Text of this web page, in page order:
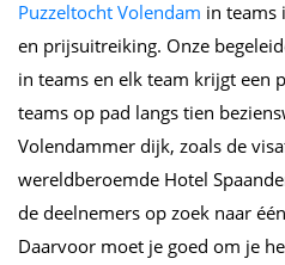
Puzzeltocht Volendam in teams
en prijsuitreiking. Onze
in teams en elk team krijgt een
teams op pad langs tien
Volendammer dijk, zoals de
wereldberoemde Hotel
de deelnemers op zoek naar
Daarvoor moet je goed om je